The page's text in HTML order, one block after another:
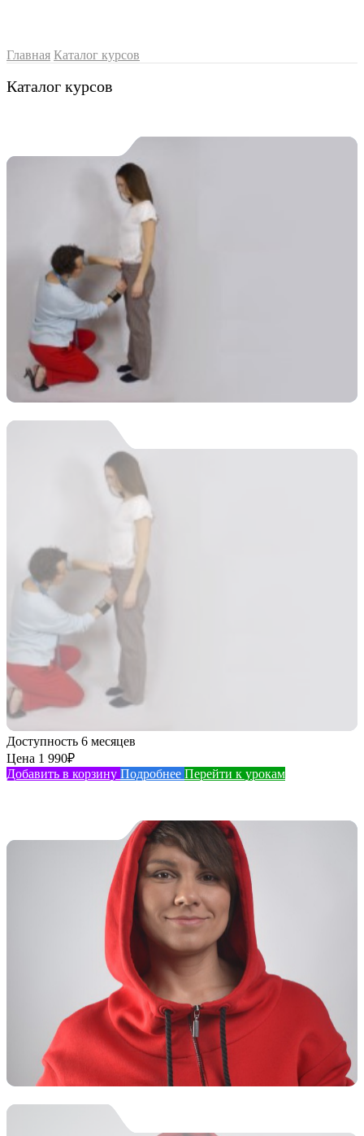
Главная Каталог курсов
Каталог курсов
Доступность 6 месяцев
Цена 1 990₽
Добавить в корзину Подробнее Перейти к урокам